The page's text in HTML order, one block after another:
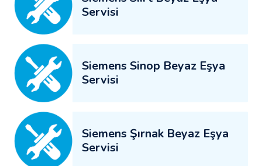
Servisi
Siemens Sinop Beyaz Eşya
Servisi
Siemens Şırnak Beyaz Eşya
Servisi